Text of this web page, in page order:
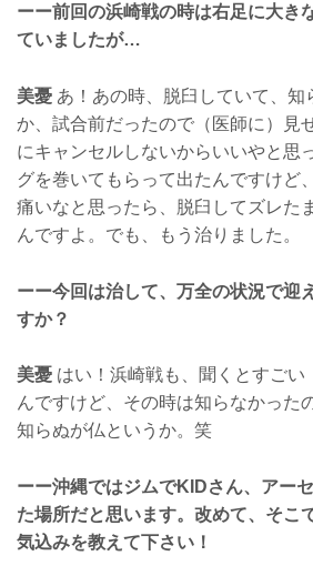
ーー前回の浜崎戦の時は右足に大き
ていましたが…
美憂 あ！あの時、脱臼していて、知
か、試合前だったので（医師に）見
にキャンセルしないからいいやと思
グを巻いてもらって出たんですけど
痛いなと思ったら、脱臼してズレた
んですよ。でも、もう治りました。
ーー今回は治して、万全の状況で迎
すか？
美憂 はい！浜崎戦も、聞くとすごい
んですけど、その時は知らなかった
知らぬが仏というか。笑
ーー沖縄ではジムでKIDさん、アー
た場所だと思います。改めて、そこ
気込みを教えて下さい！